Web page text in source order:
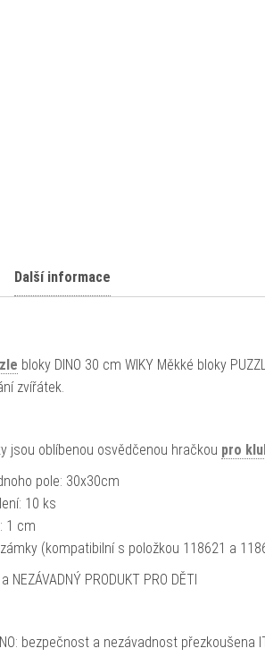
Další informace
bloky DINO 30 cm WIKY Měkké bloky
zvířátek.
jsou oblíbenou osvědčenou hračkou pro
pole: 30x30cm
10 ks
1 cm
(kompatibilní s položkou 118621 a
NEZÁVADNÝ PRODUKT PRO DĚTI
bezpečnost a nezávadnost přezkoušena